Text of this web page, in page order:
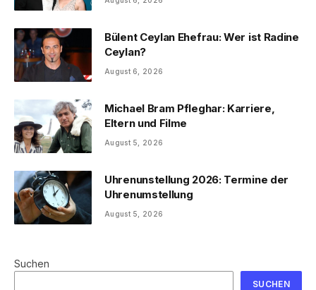
Bülent Ceylan Ehefrau: Wer ist Radine
Ceylan?
August 6, 2026
Michael Bram Pfleghar: Karriere,
Eltern und Filme
August 5, 2026
Uhrenunstellung 2026: Termine der
Uhrenumstellung
August 5, 2026
Suchen
SUCHEN